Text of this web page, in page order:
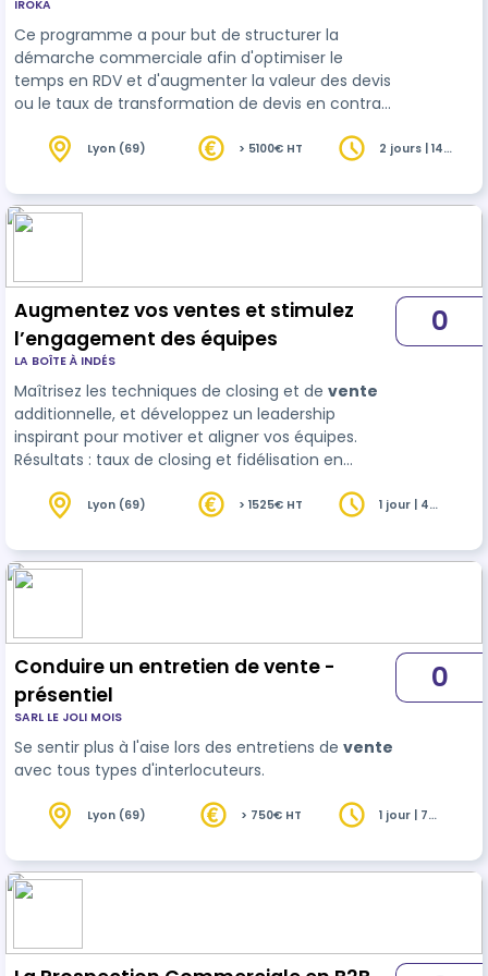
IROKA
Ce programme a pour but de structurer la
démarche commerciale afin d'optimiser le
temps en RDV et d'augmenter la valeur des devis
ou le taux de transformation de devis en contrat.
réflexes de questionnement afin de pouvoir
et détecter les leviers pour argumenter en
confiance sur une offre et un positionnement
Lyon (69) > 5100€ HT
2 jours | 14
Augmentez vos ventes et stimulez
l’engagement des équipes
LA BOÎTE À INDÉS
Maîtrisez les techniques de closing et de vente
additionnelle, et développez un leadership
inspirant pour motiver et aligner vos équipes.
Résultats : taux de closing et fidélisation en
efficace.
0
Lyon (69) > 1525€ HT
1 jour | 4
Conduire un entretien de vente -
présentiel
SARL LE JOLI MOIS
Se sentir plus à l'aise lors des entretiens de vente
avec tous types d'interlocuteurs.
0
Lyon (69) > 750€ HT
1 jour | 7